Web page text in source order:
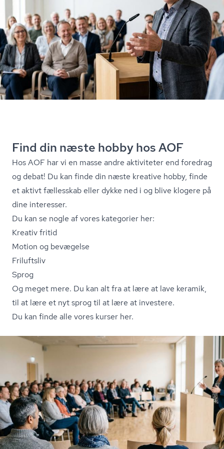
Find din næste hobby hos AOF
Hos AOF har vi en masse andre aktiviteter end foredrag
og debat! Du kan finde din næste kreative hobby, finde
et aktivt fællesskab eller dykke ned i og blive klogere på
dine interesser.
Du kan se nogle af vores kategorier her:
Kreativ fritid
Motion og bevægelse
Friluftsliv
Sprog
Og meget mere. Du kan alt fra at lære at lave keramik,
til at lære et nyt sprog til at lære at investere.
Du kan finde alle vores kurser her.